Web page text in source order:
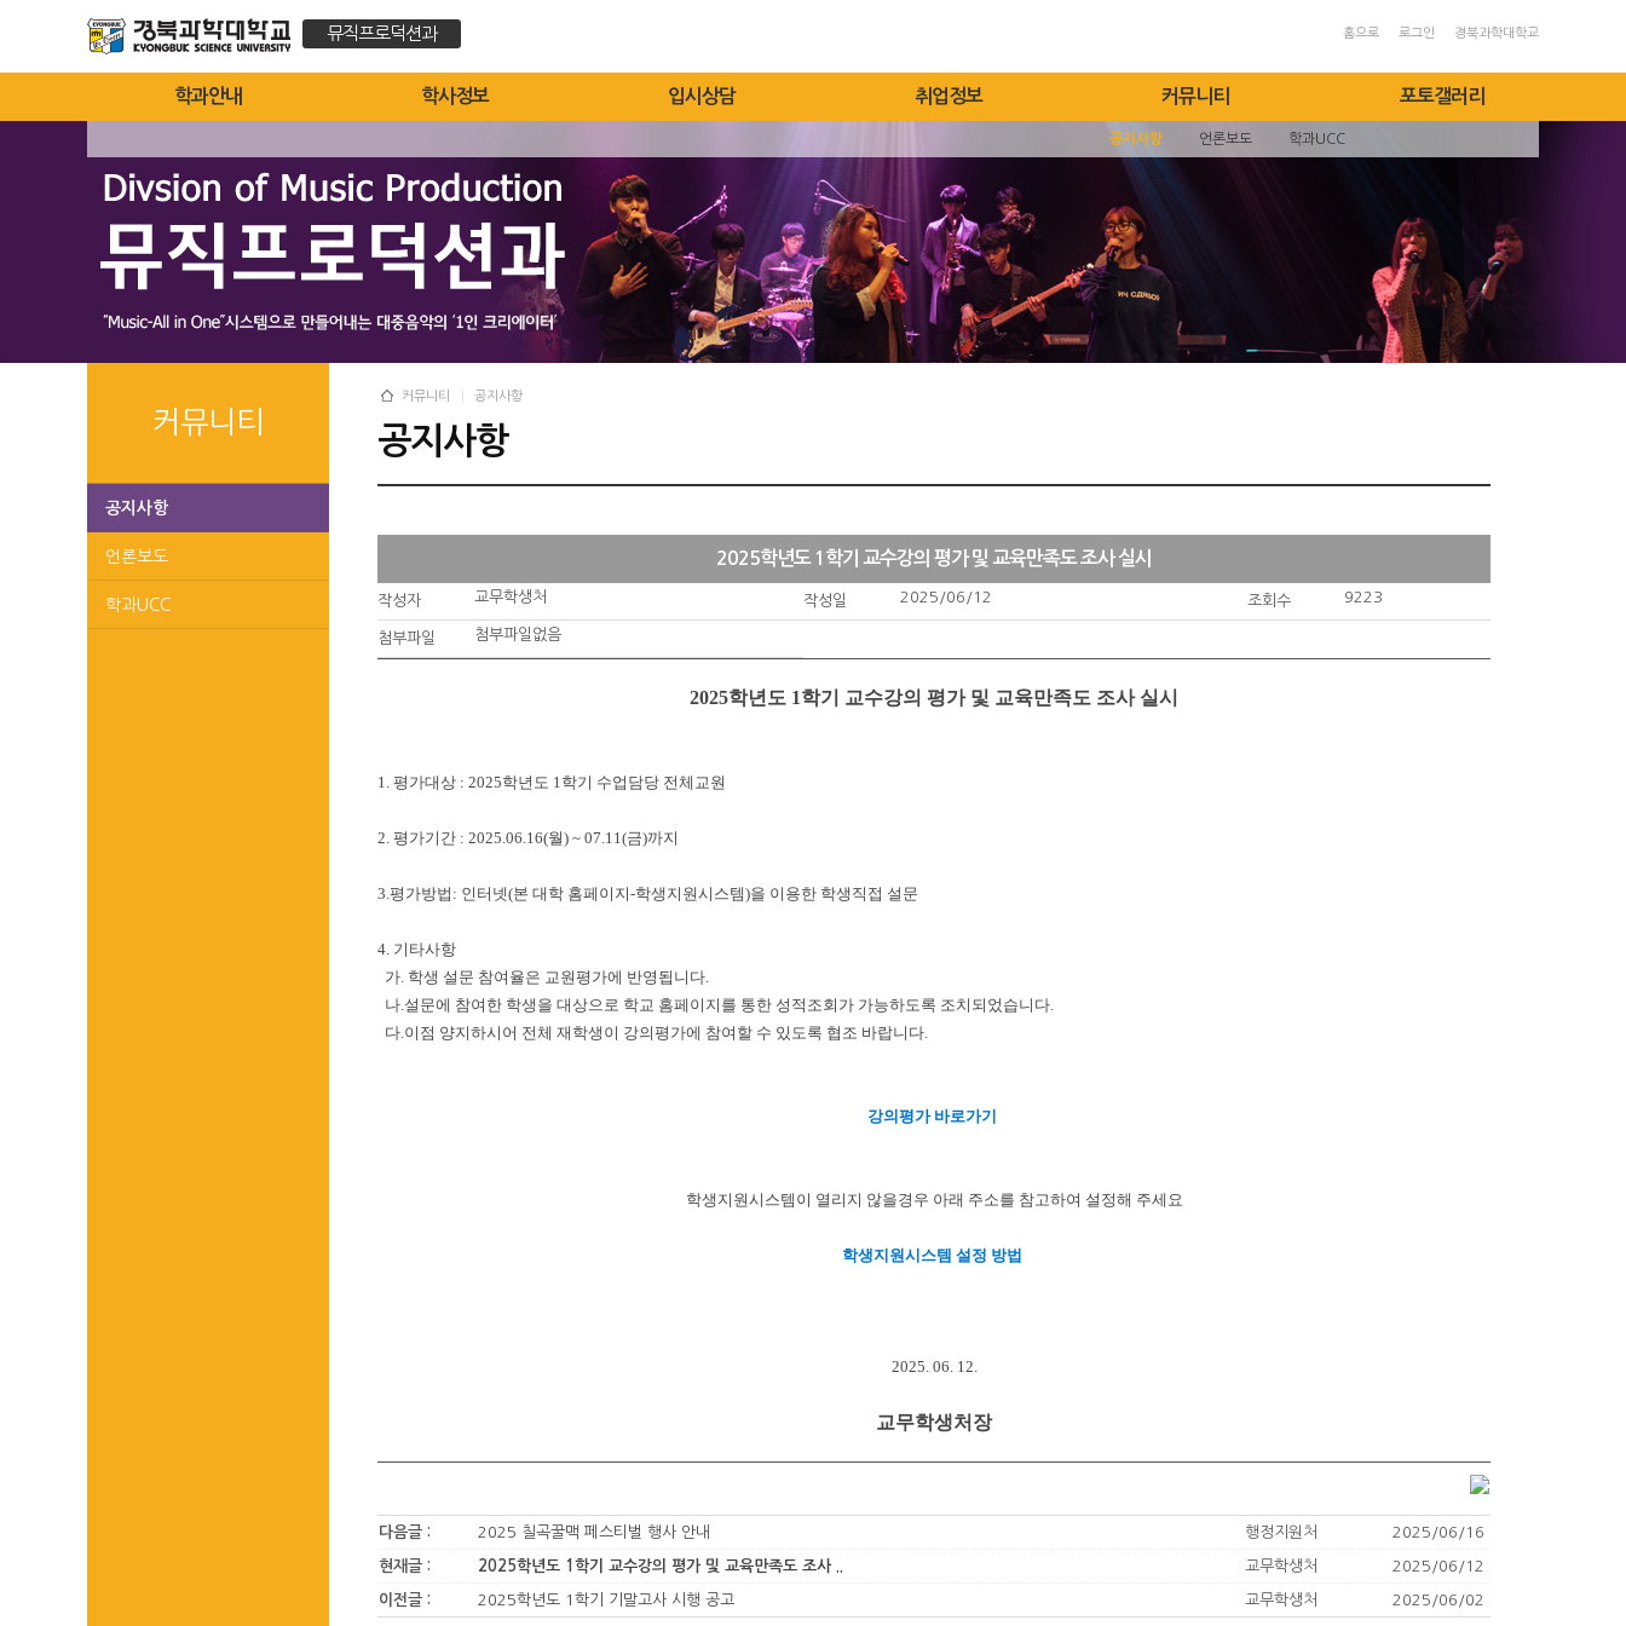
뮤직프로덕션과 홈으로 로그인 경북과학대학교
학과안내 학사정보 입시상담 취업정보 커뮤니티
공지사항 언론보도 학과UCC
포토갤러리
커뮤니티
공지사항
언론보도
학과UCC
커뮤니티 공지사항
공지사항
2025학년도 1학기 교수강의 평가 및 교육만족도 조사 실시
작성자 교무학생처 작성일 2025/06/12 조회수 9223
첨부파일 첨부파일없음
2025학년도 1학기 교수강의 평가 및 교육만족도 조사 실시
1. 평가대상 : 2025학년도 1학기 수업담당 전체교원
2. 평가기간 : 2025.06.16(월) ~ 07.11(금)까지
3. 평가방법 : 인터넷(본 대학 홈페이지 - 학생지원시스템)을 이용한 학생직접 설문
4. 기타사항
가. 학생 설문 참여율은 교원평가에 반영됩니다.
나. 설문에 참여한 학생을 대상으로 학교 홈페이지를 통한 성적조회가 가능하도록 조치되었습니다.
다. 이점 양지하시어 전체 재학생이 강의평가에 참여할 수 있도록 협조 바랍니다.
강의평가 바로가기
학생지원시스템이 열리지 않을경우 아래 주소를 참고하여 설정해 주세요
학생지원시스템 설정 방법
2025. 06. 12.
교무학생처장
다음글 : 2025 칠곡꿀맥 페스티벌 행사 안내 행정지원처 2025/06/16
현재글 : 2025학년도 1학기 교수강의 평가 및 교육만족도 조사 .. 교무학생처 2025/06/12
이전글 : 2025학년도 1학기 기말고사 시행 공고 교무학생처 2025/06/02